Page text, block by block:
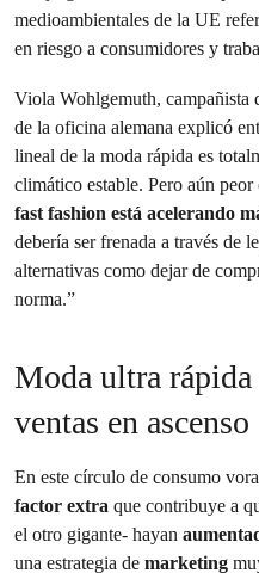
medioambientales de la UE
en riesgo a consumidores y
Viola Wohlgemuth,
de la oficina alemana explicó
lineal de la moda rápida es
climático estable. Pero aún
fast fashion está acelerando
debería ser frenada a través de
alternativas como dejar de
norma.”
Moda ultra
ventas en ascenso
En este círculo de consumo
factor extra que contribuye a
el otro gigante- hayan
una estrategia de marketing